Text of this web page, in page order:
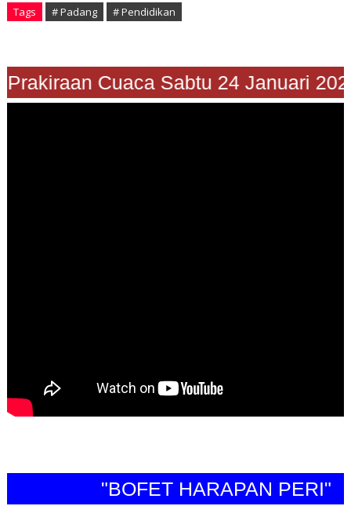
Tags # Padang # Pendidikan
Cuaca Sabtu 24 Januari
"BOFET HARAPAN PERI"